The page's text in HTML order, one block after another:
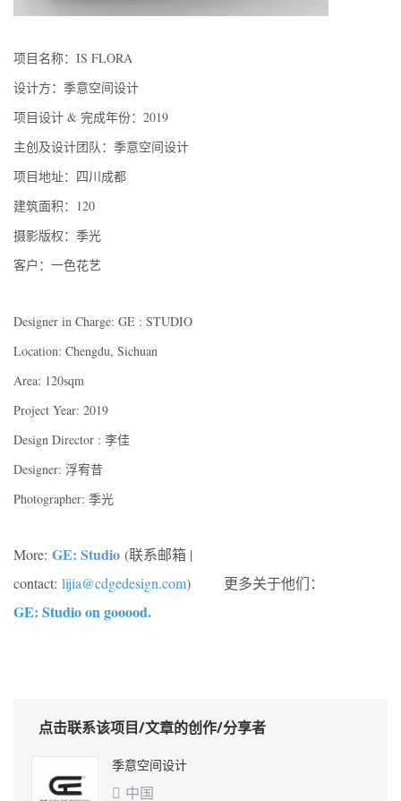
项目名称：IS FLORA
设计方：季意空间设计
项目设计 & 完成年份：2019
主创及设计团队：季意空间设计
项目地址：四川成都
建筑面积：120
摄影版权：季光
客户：一色花艺
Designer in Charge: GE : STUDIO
Location: Chengdu, Sichuan
Area: 120sqm
Project Year: 2019
Design Director : 李佳
Designer: 浮宥昔
Photographer: 季光
More: GE: Studio (联系邮箱 |
contact: lijia@cdgedesign.com) 更多关于他们：
GE: Studio on gooood.
点击联系该项目/文章的创作/分享者
季意空间设计
 中国